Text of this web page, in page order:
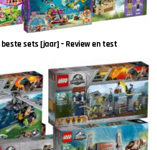
beste sets [jaar] – Review en test